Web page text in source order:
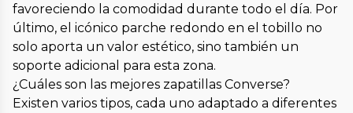
favoreciendo la comodidad durante todo el día. Por
último, el icónico parche redondo en el tobillo no
solo aporta un valor estético, sino también un
soporte adicional para esta zona.
¿Cuáles son las mejores zapatillas Converse?
Existen varios tipos, cada uno adaptado a diferentes